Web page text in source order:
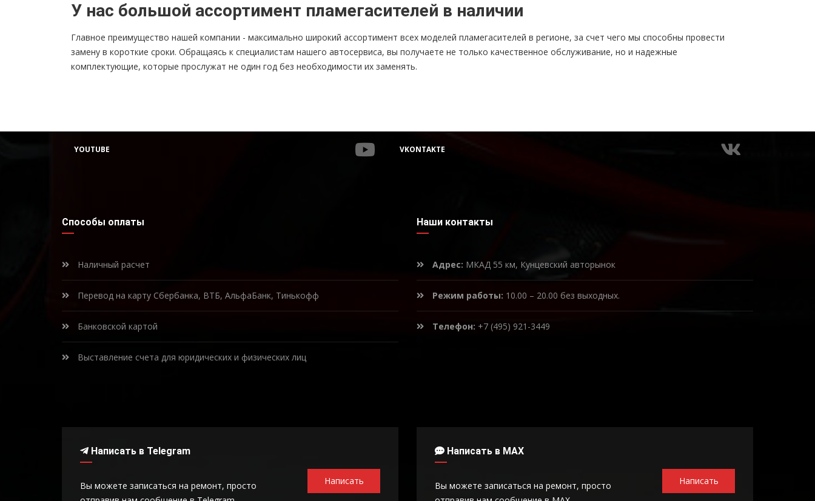
У нас большой ассортимент пламегасителей в наличии
Главное преимущество нашей компании - максимально широкий ассортимент всех моделей пламегасителей в регионе, за счет чего мы способны провести
замену в короткие сроки. Обращаясь к специалистам нашего автосервиса, вы получаете не только качественное обслуживание, но и надежные
комплектующие, которые прослужат не один год без необходимости их заменять.
YOUTUBE VKONTAKTE
Способы оплаты
Наличный расчет
Перевод на карту Сбербанка, ВТБ, АльфаБанк, Тинькофф
Банковской картой
Выставление счета для юридических и физических лиц
Наши контакты
Адрес: МКАД 55 км, Кунцевский авторынок
Режим работы: 10.00 – 20.00 без выходных.
Телефон: +7 (495) 921-3449
Написать в Telegram
Вы можете записаться на ремонт, просто
Написать
Написать в MAX
Вы можете записаться на ремонт, просто
Написать